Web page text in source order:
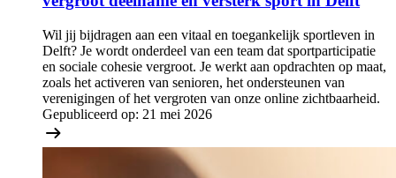
Wil jij bijdragen aan een vitaal en toegankelijk sportleven in
Delft? Je wordt onderdeel van een team dat sportparticipatie
en sociale cohesie vergroot. Je werkt aan opdrachten op maat,
zoals het activeren van senioren, het ondersteunen van
verenigingen of het vergroten van onze online zichtbaarheid.
Gepubliceerd op: 21 mei 2026